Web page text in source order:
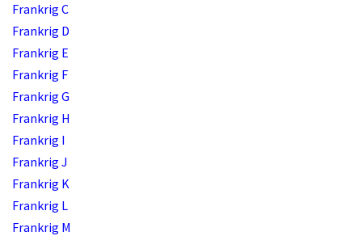
Frankrig C
Frankrig D
Frankrig E
Frankrig F
Frankrig G
Frankrig H
Frankrig I
Frankrig J
Frankrig K
Frankrig L
Frankrig M